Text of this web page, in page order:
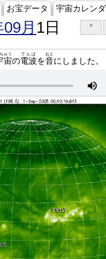
お宝データ 宇宙カレン
月 1日 >
宙
ゅう
の電波
でんぱ
を音
おと
にしました。